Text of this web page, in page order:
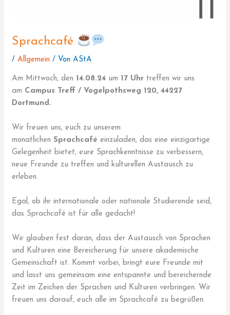
Sprachcafé
/Allgemein / VonAStA
Am Mittwoch, den 14.08.24 um 17 Uhr treffen wir uns
am Campus Treff / Vogelpothsweg 120, 44227
Dortmund.
Wir freuen uns, euch zu unserem
monatlichen Sprachcafé einzuladen, das eine einzigartige
Gelegenheit bietet, eure Sprachkenntnisse zu verbessern,
neue Freunde zu treffen und kulturellen Austausch zu
erleben.
Egal, ob ihr internationale oder nationale Studierende seid,
das Sprachcafé ist für alle gedacht!
Wir glauben fest daran, dass der Austausch von Sprachen
und Kulturen eine Bereicherung für unsere akademische
Gemeinschaft ist. Kommt vorbei, bringt eure Freunde mit
und lasst uns gemeinsam eine entspannte und bereichernde
Zeit im Zeichen der Sprachen und Kulturen verbringen. Wir
freuen uns darauf, euch alle im Sprachcafé zu begrüßen.